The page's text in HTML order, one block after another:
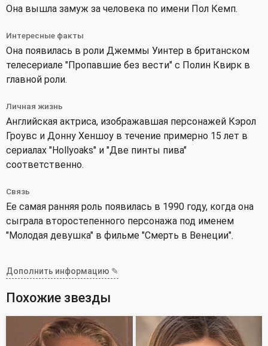
Она вышла замуж за человека по имени Пол Кемп.
Интересные факты
Она появилась в роли Джеммы Уинтер в британском
телесериале "Пропавшие без вести" с Полин Квирк в
главной роли.
Личная жизнь
Английская актриса, изображавшая персонажей Кэрол
Гроувс и Донну Хеншоу в течение примерно 15 лет в
сериалах "Hollyoaks" и "Две пинты пива"
соответственно.
Связь
Ее самая ранняя роль появилась в 1990 году, когда она
сыграла второстепенного персонажа под именем
"Молодая девушка" в фильме "Смерть в Венеции".
Дополнить информацию ✎
Похожие звезды